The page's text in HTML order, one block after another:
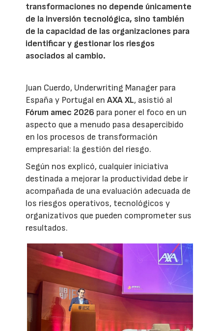
transformaciones no depende únicamente
de la inversión tecnológica, sino también
de la capacidad de las organizaciones para
identificar y gestionar los riesgos
asociados al cambio.
Juan Cuerdo, Underwriting Manager para
España y Portugal enAXA XL, asistió al
Fórum amec 2026 para poner el foco en un
aspecto que a menudo pasa desapercibido
en los procesos de transformación
empresarial: la gestión del riesgo.
Según nos explicó, cualquier iniciativa
destinada a mejorar la productividad debe ir
acompañada de una evaluación adecuada de
los riesgos operativos, tecnológicos y
organizativos que pueden comprometer sus
resultados.